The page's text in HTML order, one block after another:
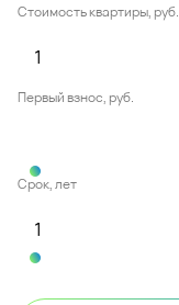
Стоимость квартиры, руб.
Первый взнос, руб.
Срок, лет